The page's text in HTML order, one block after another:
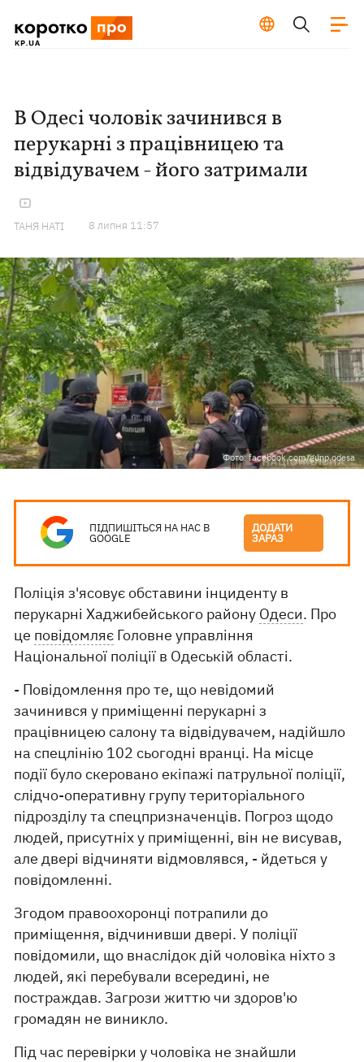
В Одесі чоловік зачинився в
перукарні з працівницею та
відвідувачем - його затримали
ТАНЯ НАТІ 8 липня 11:57
Фото: facebook.com/gunp.odesa
ПІДПИШІТЬСЯ НА НАС В
GOOGLE
ДОДАТИ
ЗАРАЗ
Поліція з'ясовує обставини інциденту в
перукарні Хаджибейського району Одеси. Про
це повідомляє Головне управління
Національної поліції в Одеській області.
- Повідомлення про те, що невідомий
зачинився у приміщенні перукарні з
працівницею салону та відвідувачем, надійшло
на спецлінію 102 сьогодні вранці. На місце
події було скеровано екіпажі патрульної поліції,
слідчо-оперативну групу територіального
підрозділу та спецпризначенців. Погроз щодо
людей, присутніх у приміщенні, він не висував,
але двері відчиняти відмовлявся, - йдеться у
повідомленні.
Згодом правоохоронці потрапили до
приміщення, відчинивши двері. У поліції
повідомили, що внаслідок дій чоловіка ніхто з
людей, які перебували всередині, не
постраждав. Загрози життю чи здоров'ю
громадян не виникло.
Під час перевірки у чоловіка не знайшли